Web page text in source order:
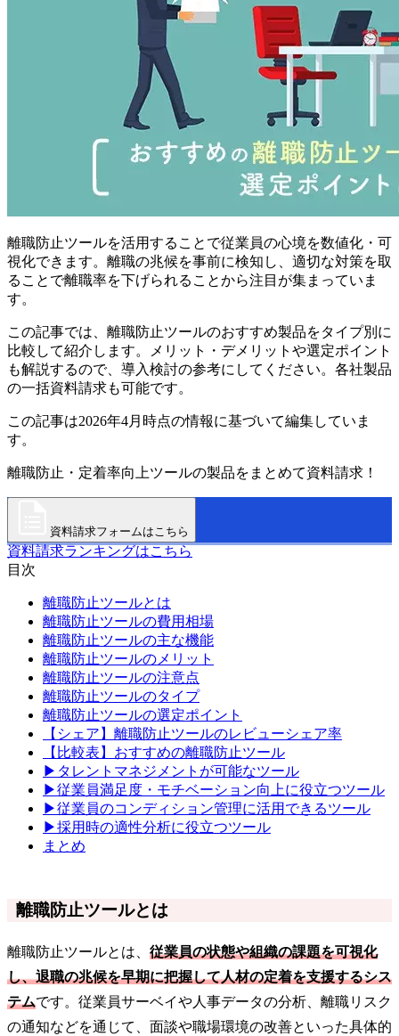
離職防止ツールを活用することで従業員の心境を数値化・可
視化できます。離職の兆候を事前に検知し、適切な対策を取
ることで離職率を下げられることから注目が集まっていま
す。
この記事では、離職防止ツールのおすすめ製品をタイプ別に
比較して紹介します。メリット・デメリットや選定ポイント
も解説するので、導入検討の参考にしてください。各社製品
の一括資料請求も可能です。
この記事は2026年4月時点の情報に基づいて編集していま
す。
離職防止・定着率向上ツールの製品をまとめて資料請求！
資料請求フォームはこちら
資料請求ランキングはこちら
目次
離職防止ツールとは
離職防止ツールの費用相場
離職防止ツールの主な機能
離職防止ツールのメリット
離職防止ツールの注意点
離職防止ツールのタイプ
離職防止ツールの選定ポイント
【シェア】離職防止ツールのレビューシェア率
【比較表】おすすめの離職防止ツール
▶タレントマネジメントが可能なツール
▶従業員満足度・モチベーション向上に役立つツール
▶従業員のコンディション管理に活用できるツール
▶採用時の適性分析に役立つツール
まとめ
離職防止ツールとは
離職防止ツールとは、 従業員の状態や組織の課題を可視化
し、退職の兆候を早期に把握して人材の定着を支援するシス
テムです。従業員サーベイや人事データの分析、離職リスク
の通知などを通じて、面談や職場環境の改善といった具体的